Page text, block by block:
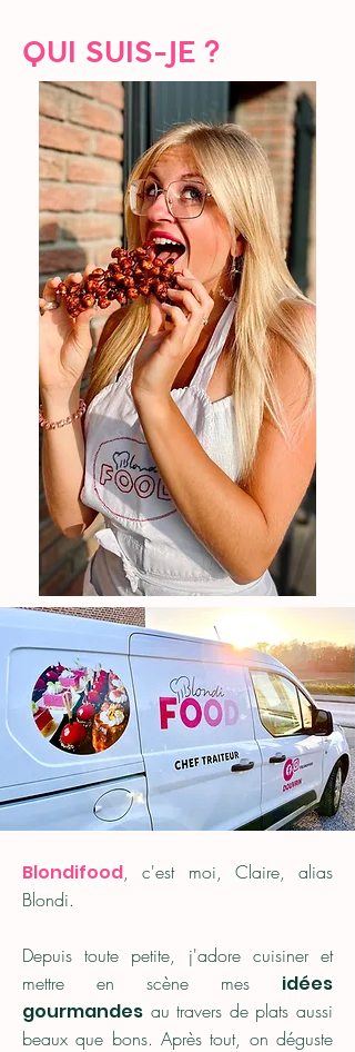
QUI SUIS-JE ?
Blondifood, c'est moi, Claire, alias
Blondi.
Depuis toute petite, j'adore cuisiner et
mettre en scène mes idées
gourmandes au travers de plats aussi
beaux que bons. Après tout, on déguste